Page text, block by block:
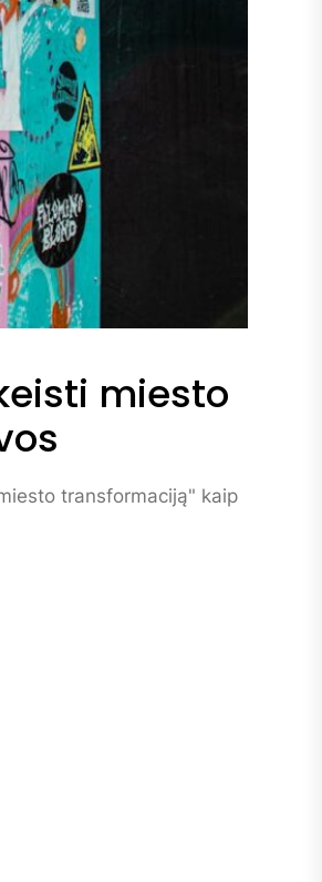
miesto
transformaciją" kaip